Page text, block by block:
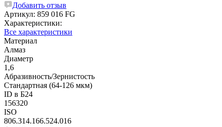
Добавить отзыв
Артикул: 859 016 FG
Характеристики:
Все характеристики
Материал
Алмаз
Диаметр
1,6
Абразивность/Зернистость
Стандартная (64-126 мкм)
ID в Б24
156320
ISO
806.314.166.524.016